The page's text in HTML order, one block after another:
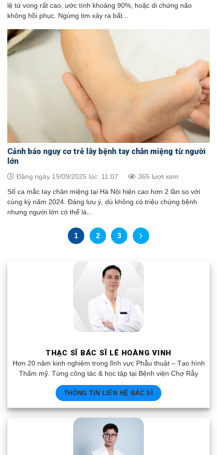
lệ tử vong rất cao, ước tính khoảng 90%, hoặc di chứng não
không hồi phục. Ngừng tim xảy ra bất...
Cảnh báo nguy cơ trẻ lây bệnh tay chân miệng từ người
lớn
Đăng ngày 19/09/2025 lúc: 11:07 365 lượt xem
Số ca mắc tay chân miệng tại Hà Nội hiện cao hơn 2 lần so với
cùng kỳ năm 2024. Đáng lưu ý, dù không có triệu chứng bệnh
nhưng người lớn có thể là...
1 2 3
THẠC SĨ BÁC SĨ LÊ HOÀNG VINH
Hơn 20 năm kinh nghiệm trong lĩnh vực Phẫu thuật – Tạo hình
Thẩm mỹ. Từng công tác & học tập tại Bệnh viện Chợ Rẫy
THÔNG TIN LIÊN HỆ BÁC SĨ